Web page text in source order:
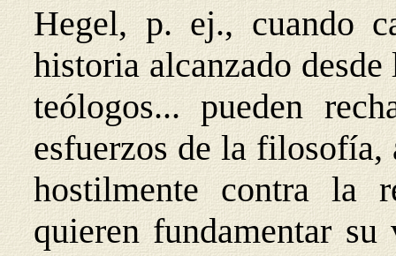
Hegel, p. ej., cuando
historia alcanzado
teólogos... pueden
esfuerzos de la filosofía,
hostilmente contra la
quieren fundamentar